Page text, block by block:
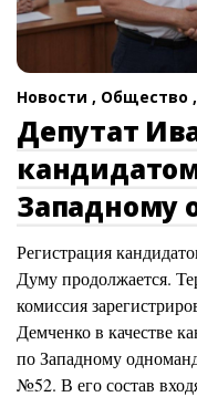
Новости , Общество ,
Депутат
Западному
Регистрация
Думу продолжается.
комиссия
Демченко в качестве
по Западному
№52. В его состав